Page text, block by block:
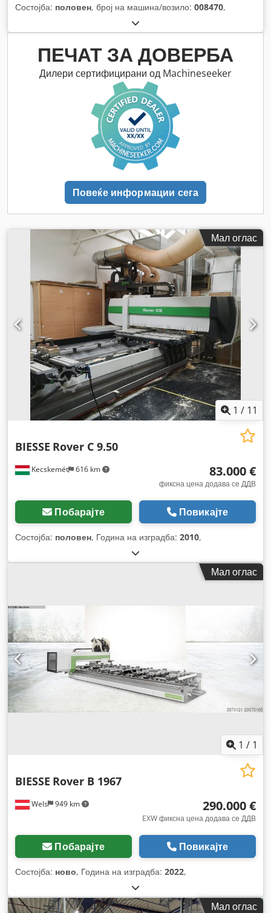
Состојба: половен, број на машина/возило: 008470,
ПЕЧАТ ЗА ДОВЕРБА
Дилери сертифицирани од Machineseeker
Повеќе информации сега
Мал оглас
1 / 11
Kecskemét 616 km
BIESSE Rover C 9.50
83.000 €
фиксна цена додава се ДДВ
Побарајте Повикајте
Состојба: половен, Година на изградба: 2010,
Мал оглас
1 / 1
Wels 949 km
BIESSE Rover B 1967
290.000 €
EXW фиксна цена додава се ДДВ
Побарајте Повикајте
Состојба: ново, Година на изградба: 2022,
Мал оглас